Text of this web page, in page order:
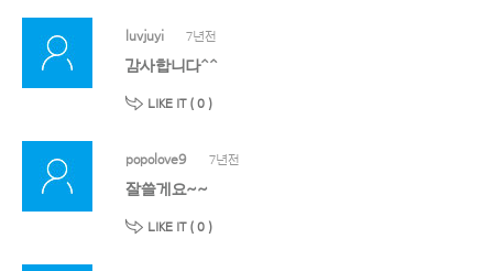
luvjuyi 7년전
감사합니다^^
LIKE IT ( 0 )
popolove9 7년전
잘쓸게요~~
LIKE IT ( 0 )